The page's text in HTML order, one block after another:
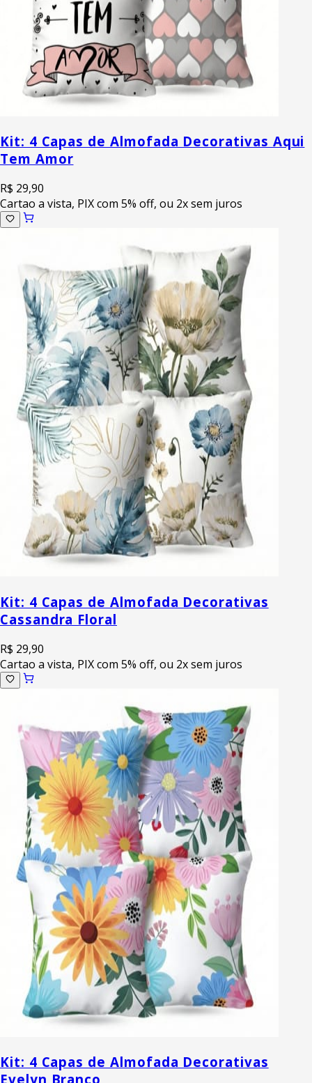
Kit: 4 Capas de Almofada Decorativas Aqui
Tem Amor
R$ 29,90
Cartao a vista, PIX com 5% off, ou 2x sem juros
Kit: 4 Capas de Almofada Decorativas
Cassandra Floral
R$ 29,90
Cartao a vista, PIX com 5% off, ou 2x sem juros
Kit: 4 Capas de Almofada Decorativas
Evelyn Branco